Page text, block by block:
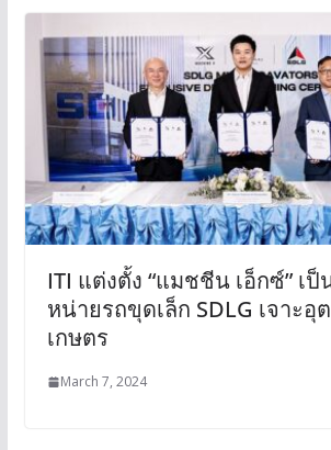
ITI แต่งตั้ง “แมชชีน เอ็กซ์” เ
หน่ายรถขุดเล็ก SDLG เจาะอุ
เกษตร
March 7, 2024